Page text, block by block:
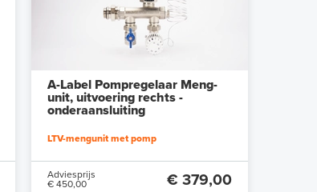
A-Label Pompregelaar Meng-
unit, uitvoering rechts -
onderaansluiting
LTV-mengunit met pomp
Adviesprijs
€ 450,00
€ 379,00